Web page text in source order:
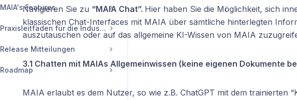
MAIA's Features
Praxisleitfäden für die Industrie
Release Mitteilungen
Roadmap
Navigieren Sie zu “MAIA Chat”. Hier haben Sie die Möglichkeit, sich
klassischen Chat-Interfaces mit MAIA über sämtliche hinterlegten
auszutauschen oder auf das allgemeine KI-Wissen von MAIA
3.1 Chatten mit MAIAs Allgemeinwissen (keine eigenen Dokumente
MAIA erlaubt es dem Nutzer, so wie z.B. ChatGPT mit dem trainierten